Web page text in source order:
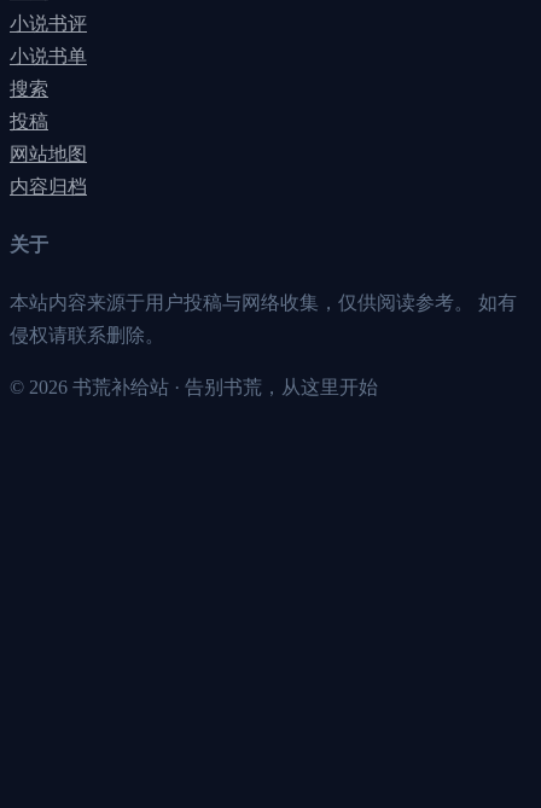
小说书评
小说书单
搜索
投稿
网站地图
内容归档
关于
本站内容来源于用户投稿与网络收集，仅供阅读参考。 如有
侵权请联系删除。
© 2026 书荒补给站 · 告别书荒，从这里开始